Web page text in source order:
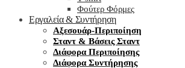
Φούτερ Φόρμες
Εργαλεία & Συντήρηση
Αξεσουάρ-Περιποίηση
Σταντ & Βάσεις Σταντ
Διάφορα Περιποίησης
Διάφορα Συντήρησης